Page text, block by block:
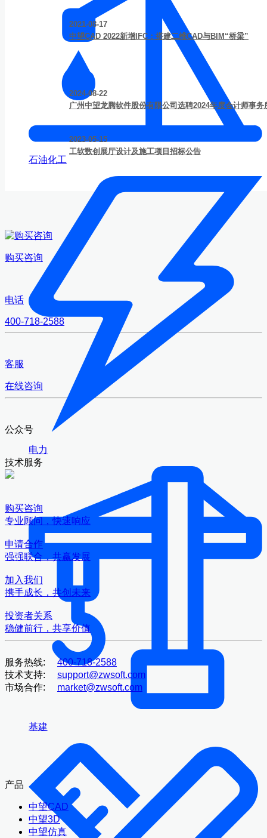
石油化工
电力
基建
2021-08-17
中望CAD 2022新增IFC：搭建二维CAD与BIM“桥梁”
2024-08-22
广州中望龙腾软件股份有限公司选聘2024年度会计师事
2023-05-15
工软数创展厅设计及施工项目招标公告
购买咨询
电话
400-718-2588
客服
在线咨询
公众号
技术服务
购买咨询
专业顾问，快速响应
申请合作
强强联合，共赢发展
加入我们
携手成长，共创未来
投资者关系
稳健前行，共享价值
服务热线:
400-718-2588
技术支持:
support@zwsoft.com
市场合作:
market@zwsoft.com
产品
中望CAD
中望3D
中望仿真